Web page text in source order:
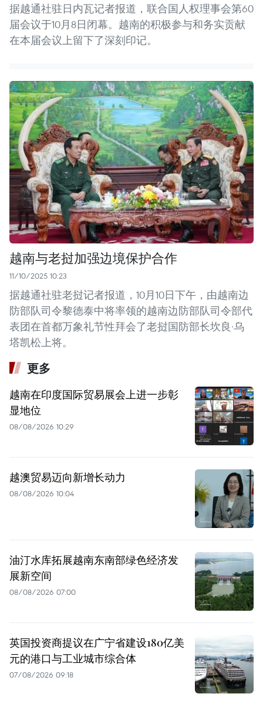
据越通社驻日内瓦记者报道，联合国人权理事会第60
届会议于10月8日闭幕。越南的积极参与和务实贡献
在本届会议上留下了深刻印记。
越南与老挝加强边境保护合作
11/10/2025 10:23
据越通社驻老挝记者报道，10月10日下午，由越南边
防部队司令黎德泰中将率领的越南边防部队司令部代
表团在首都万象礼节性拜会了老挝国防部长坎良·乌
塔凯松上将。
更多
越南在印度国际贸易展会上进一步彰
显地位
08/08/2026 10:29
越澳贸易迈向新增长动力
08/08/2026 10:04
油汀水库拓展越南东南部绿色经济发
展新空间
08/08/2026 07:00
英国投资商提议在广宁省建设180亿美
元的港口与工业城市综合体
07/08/2026 09:18